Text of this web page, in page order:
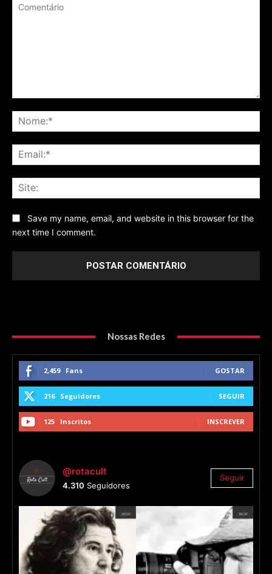
Save my name, email, and website in this browser for the
next time I comment.
Nossas Redes
2,459 Fans GOSTAR
216 Seguidores SEGUIR
125 Inscritos INSCREVER
@rotacult
4.310 Seguidores
Seguir